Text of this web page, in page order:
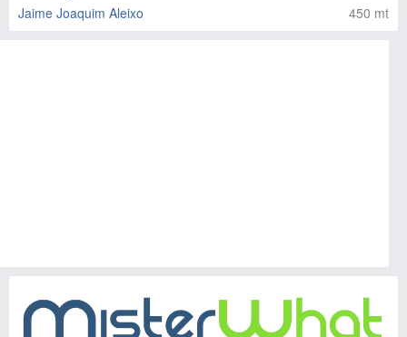
Jaime Joaquim Aleixo
450 mt